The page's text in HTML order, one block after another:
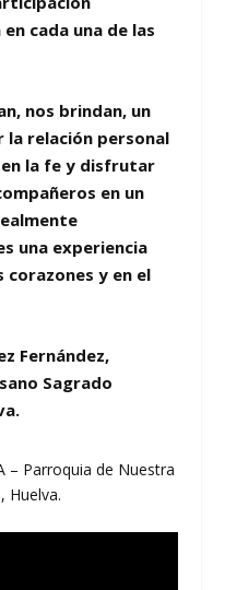
cada una de las
nos brindan, un
relación personal
en la fe y disfrutar
en un
una experiencia
corazones y en el
Fernández,
Sagrado
– Parroquia de Nuestra
Huelva.